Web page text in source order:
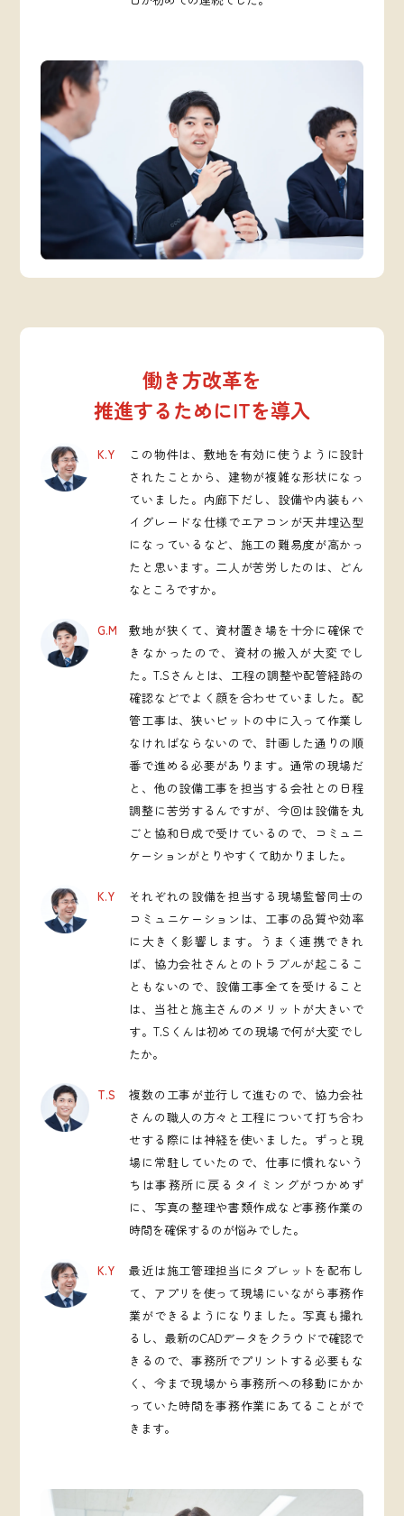
働き方改革を
推進するためにITを導入
K.Y
この物件は、敷地を有効に使うように設計
されたことから、建物が複雑な形状になっ
ていました。内廊下だし、設備や内装もハ
イグレードな仕様でエアコンが天井埋込型
になっているなど、施工の難易度が高かっ
たと思います。二人が苦労したのは、どん
なところですか。
G.M
敷地が狭くて、資材置き場を十分に確保で
きなかったので、資材の搬入が大変でし
た。T.Sさんとは、工程の調整や配管経路の
確認などでよく顔を合わせていました。配
管工事は、狭いピットの中に入って作業し
なければならないので、計画した通りの順
番で進める必要があります。通常の現場だ
と、他の設備工事を担当する会社との日程
調整に苦労するんですが、今回は設備を丸
ごと協和日成で受けているので、コミュニ
ケーションがとりやすくて助かりました。
K.Y
それぞれの設備を担当する現場監督同士の
コミュニケーションは、工事の品質や効率
に大きく影響します。うまく連携できれ
ば、協力会社さんとのトラブルが起こるこ
ともないので、設備工事全てを受けること
は、当社と施主さんのメリットが大きいで
す。T.Sくんは初めての現場で何が大変でし
たか。
T.S
複数の工事が並行して進むので、協力会社
さんの職人の方々と工程について打ち合わ
せする際には神経を使いました。ずっと現
場に常駐していたので、仕事に慣れないう
ちは事務所に戻るタイミングがつかめず
に、写真の整理や書類作成など事務作業の
時間を確保するのが悩みでした。
K.Y
最近は施工管理担当にタブレットを配布し
て、アプリを使って現場にいながら事務作
業ができるようになりました。写真も撮れ
るし、最新のCADデータをクラウドで確認で
きるので、事務所でプリントする必要もな
く、今まで現場から事務所への移動にかか
っていた時間を事務作業にあてることがで
きます。